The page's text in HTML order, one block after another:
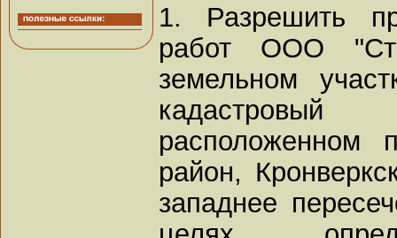
1. Разрешить
работ ООО
земельном
расположенном
район,
западнее